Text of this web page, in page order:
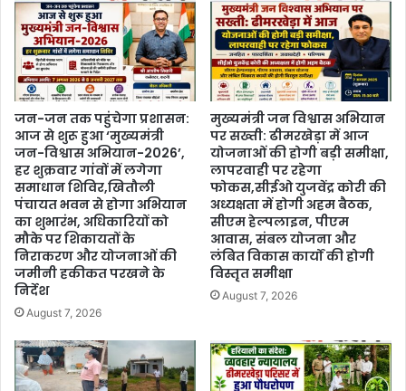
जन-जन तक पहुंचेगा प्रशासन:
आज से शुरू हुआ ‘मुख्यमंत्री
जन-विश्वास अभियान-2026’,
हर शुक्रवार गांवों में लगेगा
समाधान शिविर,खितौली
पंचायत भवन से होगा अभियान
का शुभारंभ, अधिकारियों को
मौके पर शिकायतों के
निराकरण और योजनाओं की
जमीनी हकीकत परखने के
निर्देश
August 7, 2026
मुख्यमंत्री जन विश्वास अभियान
पर सख्ती: ढीमरखेड़ा में आज
योजनाओं की होगी बड़ी समीक्षा,
लापरवाही पर रहेगा
फोकस,सीईओ युजवेंद्र कोरी की
अध्यक्षता में होगी अहम बैठक,
सीएम हेल्पलाइन, पीएम
आवास, संबल योजना और
लंबित विकास कार्यों की होगी
विस्तृत समीक्षा
August 7, 2026